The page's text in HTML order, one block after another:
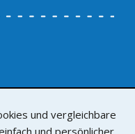
und vergleichbare
und persönlicher